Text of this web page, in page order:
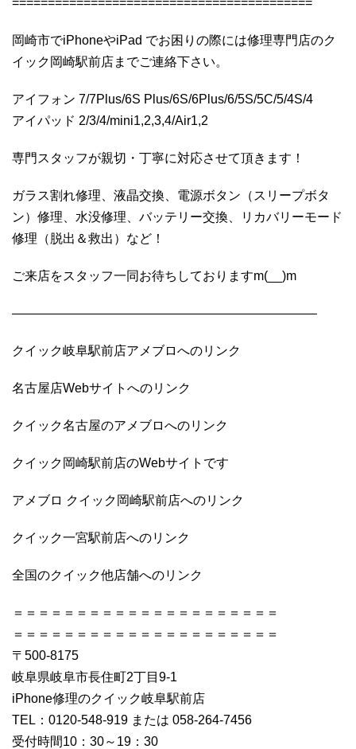
岡崎市でiPhoneやiPad でお困りの際には修理専門店のク
イック岡崎駅前店までご連絡下さい。
アイフォン 7/7Plus/6S Plus/6S/6Plus/6/5S/5C/5/4S/4
アイパッド 2/3/4/mini1,2,3,4/Air1,2
専門スタッフが親切・丁寧に対応させて頂きます！
ガラス割れ修理、液晶交換、電源ボタン（スリープボタ
ン）修理、水没修理、バッテリー交換、リカバリーモード
修理（脱出＆救出）など！
ご来店をスタッフ一同お待ちしておりますm(__)m
————————————————————————
クイック岐阜駅前店アメブロへのリンク
名古屋店Webサイトへのリンク
クイック名古屋のアメブロへのリンク
クイック岡崎駅前店のWebサイトです
アメブロ クイック岡崎駅前店へのリンク
クイック一宮駅前店へのリンク
全国のクイック他店舗へのリンク
＝＝＝＝＝＝＝＝＝＝＝＝＝＝＝＝＝＝＝＝＝
＝＝＝＝＝＝＝＝＝＝＝＝＝＝＝＝＝＝＝＝＝
〒500-8175
岐阜県岐阜市長住町2丁目9-1
iPhone修理のクイック岐阜駅前店
TEL：0120-548-919 または 058-264-7456
受付時間10：30～19：30